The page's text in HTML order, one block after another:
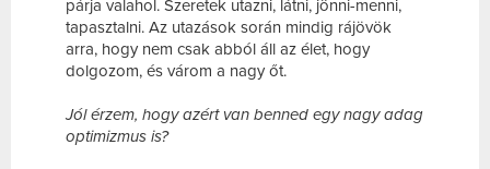
párja valahol. Szeretek utazni, látni, jönni-menni,
tapasztalni. Az utazások során mindig rájövök
arra, hogy nem csak abból áll az élet, hogy
dolgozom, és várom a nagy őt.
Jól érzem, hogy azért van benned egy nagy adag
optimizmus is?